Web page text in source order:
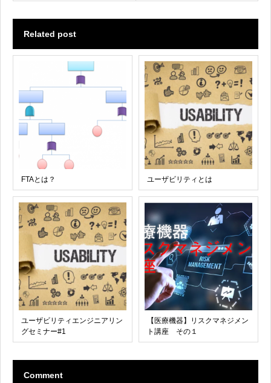
Related post
FTAとは？ ユーザビリティとは
ユーザビリティエンジニアリン
グセミナー#1
【医療機器】リスクマネジメン
ト講座 その１
Comment